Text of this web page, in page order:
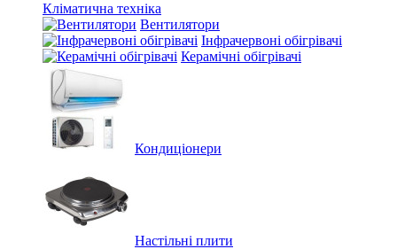
Кліматична техніка
Вентилятори
Інфрачервоні обігрівачі
Керамічні обігрівачі
Кондиціонери
Настільні плити